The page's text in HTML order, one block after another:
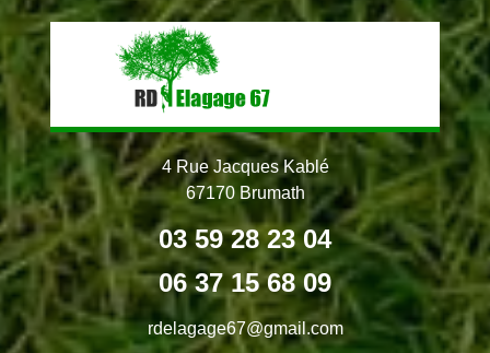
4 Rue Jacques Kablé
67170 Brumath
03 59 28 23 04
06 37 15 68 09
rdelagage67@gmail.com